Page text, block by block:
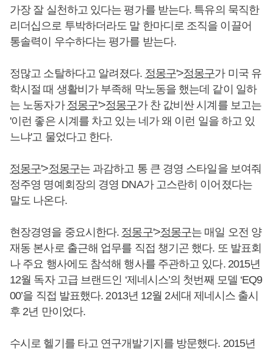
가장 잘 실천하고 있다는 평가를 받는다. 특유의 묵직한
리더십으로 투박하더라도 말 한마디로 조직을 이끌어
통솔력이 우수하다는 평가를 받는다.
정많고 소탈하다고 알려졌다. 정몽구'>정몽구가 미국 유
학시절 때 생활비가 부족해 막노동을 했는데 같이 일하
는 노동자가 정몽구'>정몽구가 찬 값비싼 시계를 보고는
'이런 좋은 시계를 차고 있는 네가 왜 이런 일을 하고 있
느냐'고 물었다고 한다.
정몽구'>정몽구는 과감하고 통 큰 경영 스타일을 보여줘
정주영 명예회장의 경영 DNA가 고스란히 이어졌다는
말도 나온다.
현장경영을 중요시한다. 정몽구'>정몽구는 매일 오전 양
재동 본사로 출근해 업무를 직접 챙기곤 했다. 또 발표회
나 주요 행사에도 참석해 행사를 주관하고 있다. 2015년
12월 독자 고급 브랜드인 ‘제네시스’의 첫번째 모델 ‘EQ9
00’을 직접 발표했다. 2013년 12월 2세대 제네시스 출시
후 2년 만이었다.
수시로 헬기를 타고 연구개발기지를 방문했다. 2015년